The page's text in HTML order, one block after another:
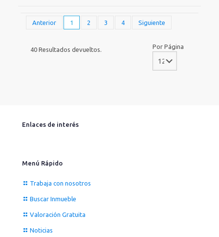
Anterior 1 2 3 4 Siguiente
40 Resultados devueltos. Por Página
Enlaces de interés
Menú Rápido
Trabaja con nosotros
Buscar Inmueble
Valoración Gratuita
Noticias